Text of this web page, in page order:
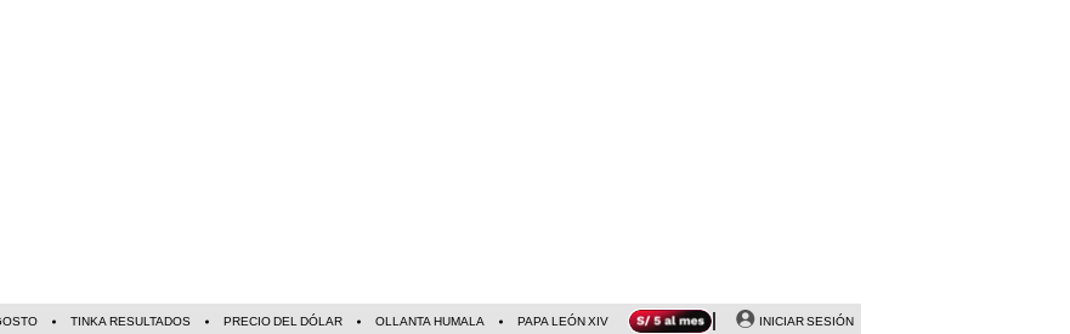
TINKA RESULTADOS PRECIO DEL DÓLAR OLLANTA HUMALA PAPA LEÓN XIV NALDY SALDAÑA LA BELLA LUZ
INICIAR SESIÓN